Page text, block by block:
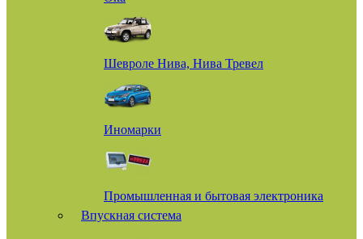
Шевроле Нива, Нива Тревел
Иномарки
Промышленная и бытовая электроника
Впускная система